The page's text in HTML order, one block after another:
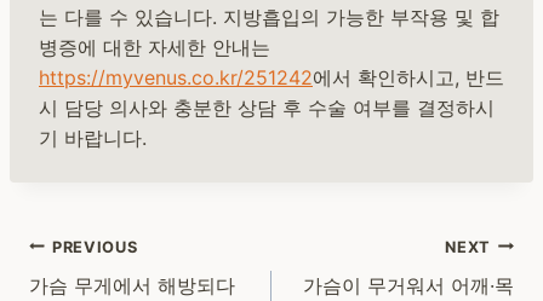
는 다를 수 있습니다. 지방흡입의 가능한 부작용 및 합
병증에 대한 자세한 안내는
https://myvenus.co.kr/251242에서 확인하시고, 반드
시 담당 의사와 충분한 상담 후 수술 여부를 결정하시
기 바랍니다.
Post
navigation
PREVIOUS
가슴 무게에서 해방되다
NEXT
가슴이 무거워서 어깨·목